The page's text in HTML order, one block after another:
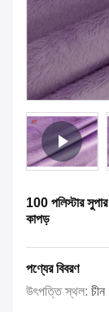
100 পলিস্টার
কাপড়
পণ্যের বিবরণ
উৎপত্তি স্থল: চীন